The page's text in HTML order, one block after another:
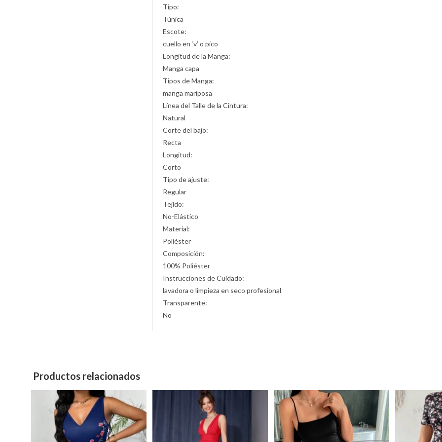
Tipo:
Túnica
Escote:
cuello en ‘v’ o pico
Longitud de la Manga:
Manga capa
Tipos de Manga:
manga mariposa
Línea del Talle de la Cintura:
Natural
Corte del bajo:
Recta
Longitud:
Corto
Tipo de ajuste:
Regular
Tejido:
No-Elástico
Material:
Poliéster
Composición:
100% Poliéster
Instrucciones de Cuidado:
lavadora o limpieza en seco profesional
Transparente:
No
Productos relacionados